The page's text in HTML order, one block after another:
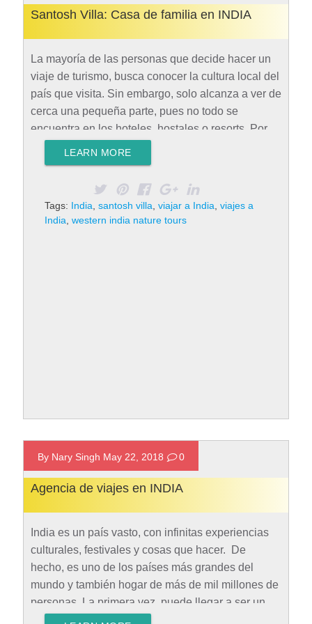
Santosh Villa: Casa de familia en INDIA
La mayoría de las personas que decide hacer un
viaje de turismo, busca conocer la cultura local del
país que visita. Sin embargo, solo alcanza a ver de
cerca una pequeña parte, pues no todo se
encuentra en los hoteles, hostales o resorts. Por
de las tradiciones locales es hospedase en una
real de un país. Si tu plan es viajar a India, no
puedes perderte Santosh Villa. Las casas de
LEARN MORE
Tags: India santosh villa viajar a India viajes a
India western india nature tours
By Nary Singh May 22, 2018 0
Agencia de viajes en INDIA
India es un país vasto, con infinitas experiencias
culturales, festivales y cosas que hacer. De
hecho, es uno de los países más grandes del
mundo y también hogar de más de mil millones de
personas. La primera vez, puede llegar a ser un